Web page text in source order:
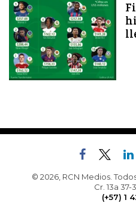
© 2026, RCN Medios.
Cr. 13a
(+57) 1